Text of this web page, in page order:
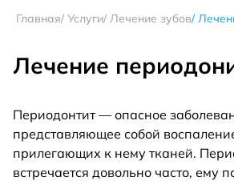
Главная Услуги Лечение зубов
Лечение
Периодонтит — опасное
представляющее собой
прилегающих к нему тканей.
встречается довольно часто, ему